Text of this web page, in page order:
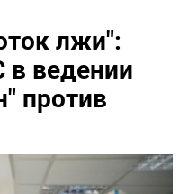
лжи":
ведении
против